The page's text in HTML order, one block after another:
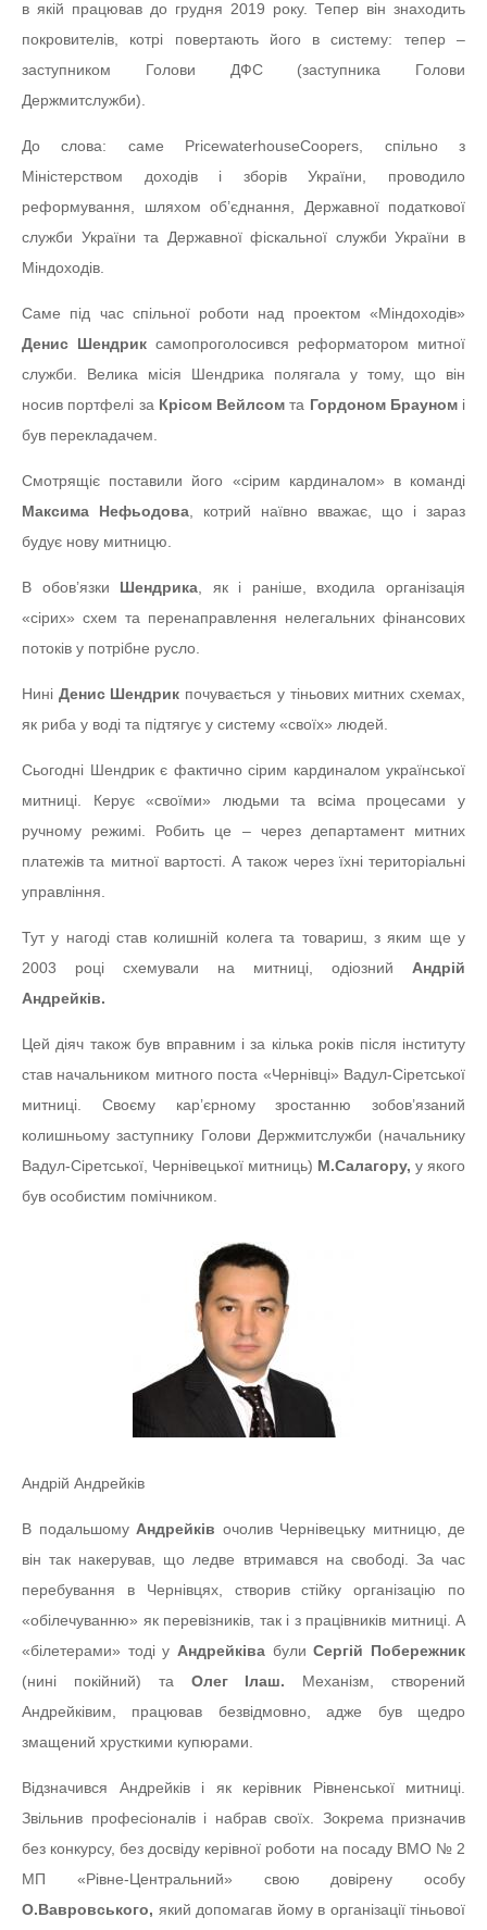
в якій працював до грудня 2019 року. Тепер він знаходить
покровителів, котрі повертають його в систему: тепер –
заступником Голови ДФС (заступника Голови
Держмитслужби).
До слова: саме PricewaterhouseCoopers, спільно з
Міністерством доходів і зборів України, проводило
реформування, шляхом об’єднання, Державної податкової
служби України та Державної фіскальної служби України в
Міндоходів.
Саме під час спільної роботи над проектом «Міндоходів»
Денис Шендрик самопроголосився реформатором митної
служби. Велика місія Шендрика полягала у тому, що він
носив портфелі за Крісом Вейлсом та Гордоном Брауномі
був перекладачем.
Смотрящіє поставили його «сірим кардиналом» в команді
Максима Нефьодова, котрий наївно вважає, що і зараз
будує нову митницю.
В обов’язки Шендрика, як і раніше, входила організація
«сірих» схем та перенаправлення нелегальних фінансових
потоків у потрібне русло.
Нині Денис Шендрик почувається у тіньових митних схемах,
як риба у воді та підтягує у систему «своїх» людей.
Сьогодні Шендрик є фактично сірим кардиналом української
митниці. Керує «своїми» людьми та всіма процесами у
ручному режимі. Робить це – через департамент митних
платежів та митної вартості. А також через їхні територіальні
управління.
Тут у нагоді став колишній колега та товариш, з яким ще у
2003 році схемували на митниці, одіозний Андрій
Андрейків.
Цей діяч також був вправним і за кілька років після інституту
став начальником митного поста «Чернівці» Вадул-Сіретської
митниці. Своєму кар’єрному зростанню зобов’язаний
колишньому заступнику Голови Держмитслужби (начальнику
Вадул-Сіретської, Чернівецької митниць) М.Салагору, у якого
був особистим помічником.
Андрій Андрейків
В подальшому Андрейків очолив Чернівецьку митницю, де
він так накерував, що ледве втримався на свободі. За час
перебування в Чернівцях, створив стійку організацію по
«обілечуванню» як перевізників, так і з працівників митниці. А
«білетерами» тоді у Андрейківа булиСергій Побережник
(нині покійний) та Олег Ілаш. Механізм, створений
Андрейківим, працював безвідмовно, адже був щедро
змащений хрусткими купюрами.
Відзначився Андрейків і як керівник Рівненської митниці.
Звільнив професіоналів і набрав своїх. Зокрема призначив
без конкурсу, без досвіду керівної роботи на посаду ВМО № 2
МП «Рівне-Центральний» свою довірену особу
О.Вавровського, який допомагав йому в організації тіньової